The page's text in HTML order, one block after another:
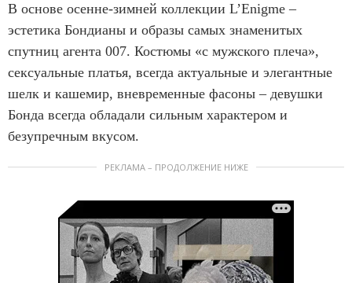
В основе осенне-зимней коллекции L’Еnigme –
эстетика Бондианы и образы самых знаменитых
спутниц агента 007. Костюмы «с мужского плеча»,
сексуальные платья, всегда актуальные и элегантные
шелк и кашемир, вневременные фасоны – девушки
Бонда всегда обладали сильным характером и
безупречным вкусом.
РЕКЛАМА – ПРОДОЛЖЕНИЕ НИЖЕ